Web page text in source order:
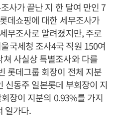
사가 끝난 지 한 달여 만인 7
데쇼핑에 대한 세무조사가
무조사로 알려졌지만, 주로
국세청 조사4국 직원 150여
사실상 특별조사와 다를
롯데그룹 회장이 전체 지분
신동주 일본롯데 부회장이 지
장이 지분의 0.93%를 가지
일가다.